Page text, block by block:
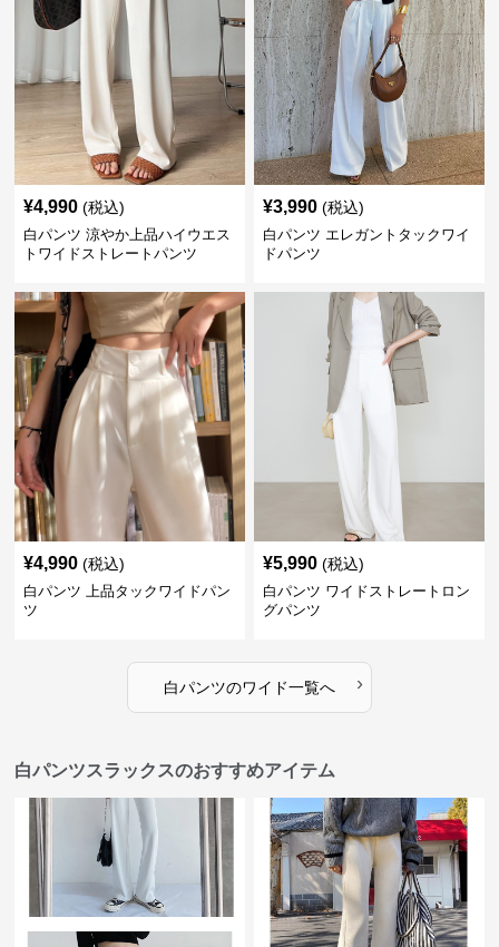
¥4,990 (税込)
白パンツ 涼やか上品ハイウエス
トワイドストレートパンツ
¥3,990 (税込)
白パンツ エレガントタックワイ
ドパンツ
¥4,990 (税込)
白パンツ 上品タックワイドパン
ツ
¥5,990 (税込)
白パンツ ワイドストレートロン
グパンツ
白パンツのワイド一覧へ ›
白パンツスラックスのおすすめアイテム